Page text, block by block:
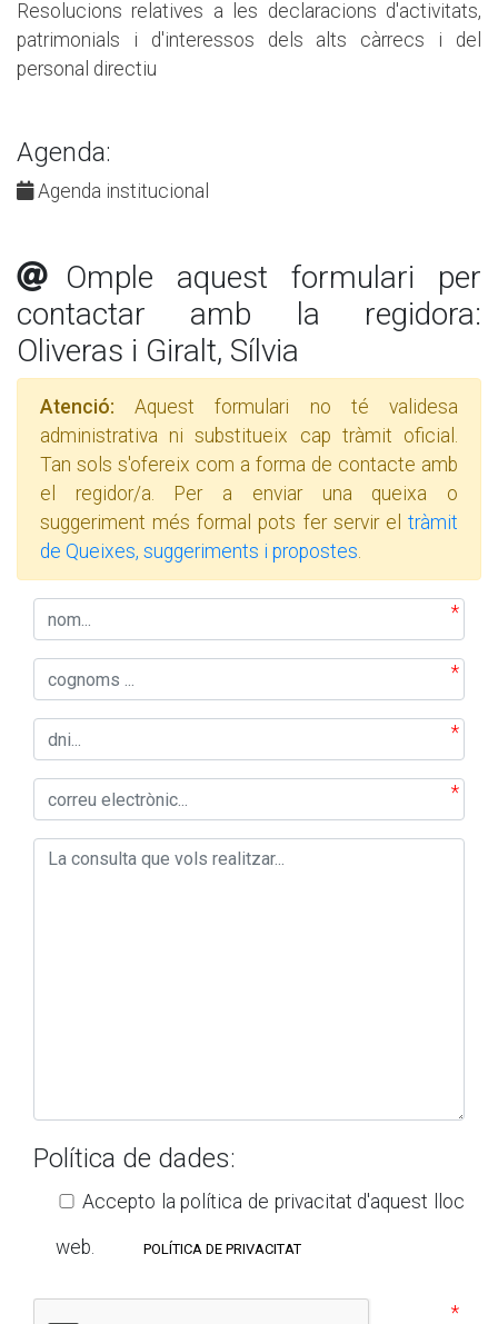
Resolucions relatives a les declaracions d'activitats,
patrimonials i d'interessos dels alts càrrecs i del
personal directiu
Agenda:
Agenda institucional
Omple aquest formulari per
contactar amb la regidora:
Oliveras i Giralt, Sílvia
Atenció: Aquest formulari no té validesa
administrativa ni substitueix cap tràmit oficial.
Tan sols s'ofereix com a forma de contacte amb
el regidor/a. Per a enviar una queixa o
suggeriment més formal pots fer servir el tràmit
de Queixes, suggeriments i propostes.
Política de dades:
Accepto la política de privacitat d'aquest lloc
web. POLÍTICA DE PRIVACITAT